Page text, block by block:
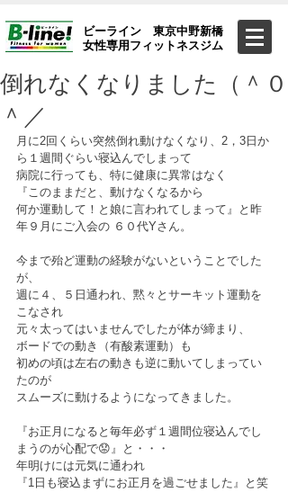
ビーライン 東京中野新橋
女性専用フィットネスジム
倒れなくなりました（＾０
＾／
月に2回くらい突然倒れ動けなくなり、2，3日か
ら１週間ぐらい寝込んでしまって
病院に行っても、特に健康に異常はなく
『このままだと、動けなくなるから
何か運動して！と娘に言われてしまって』と昨
年９月にご入会の ６０代Yさん。
今まで殆ど運動の経験がないということでした
が、
週に４、５日通われ、黙々とサーキット運動を
こなされ
元々太ってはいませんでしたが体が締まり、
ボードでの動き（有酸素運動）も
初めの頃は左右の動きも逆に動いてしまってい
たのが
スムーズに動けるようになってきました。
『お正月になると毎年必ず１週間位寝込んでし
まうのが心配で😟』と・・・
年明けには元気に通われ
『1日も寝込まずにお正月を過ごせました』と笑